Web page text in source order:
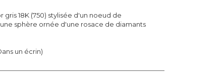
18K (750) stylisée d'un noeud de
sphère ornée d'une rosace de diamants
un écrin)